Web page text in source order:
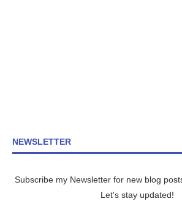
NEWSLETTER
Subscribe my Newsletter for new blog
Let's stay updated!